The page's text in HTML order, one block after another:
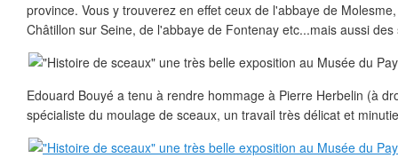
province. Vous y trouverez en effet ceux de l'abbaye de
Châtillon sur Seine, de l'abbaye de Fontenay etc...mais aussi
Edouard Bouyé a tenu à rendre hommage à Pierre Herbelin (à
spécialiste du moulage de sceaux, un travail très délicat et